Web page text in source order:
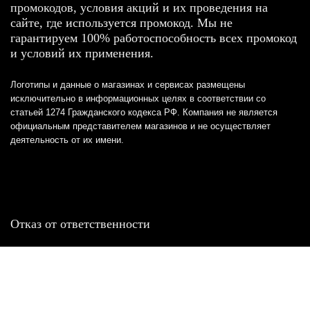
промокодов, условия акций и их проведения на
сайте, где используется промокод. Мы не
гарантируем 100% работоспособность всех промокод
и условий их применения.
Логотипы и данные о магазинах и сервисах размещены
исключительно в информационных целях в соответствии со
статьей 1274 Гражданского кодекса РФ. Компания не является
официальным представителем магазинов и не осуществляет
деятельность от их имени.
Отказ от ответственности